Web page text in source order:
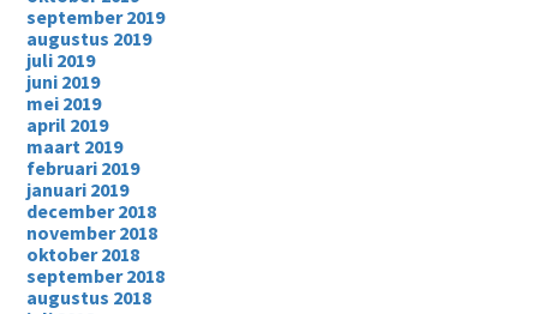
september 2019
augustus 2019
juli 2019
juni 2019
mei 2019
april 2019
maart 2019
februari 2019
januari 2019
december 2018
november 2018
oktober 2018
september 2018
augustus 2018